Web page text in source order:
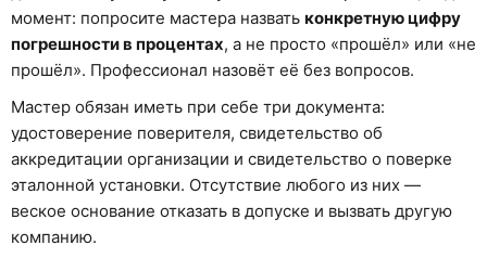
момент: попросите мастера назвать конкретную цифру
погрешности в процентах, а не просто «прошёл» или «не
прошёл». Профессионал назовёт её без вопросов.
Мастер обязан иметь при себе три документа:
удостоверение поверителя, свидетельство об
аккредитации организации и свидетельство о поверке
эталонной установки. Отсутствие любого из них —
веское основание отказать в допуске и вызвать другую
компанию.